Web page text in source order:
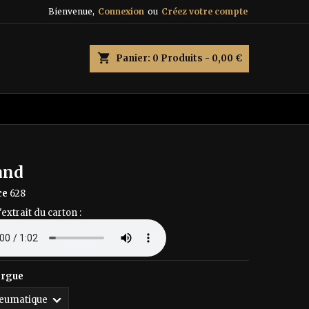
Bienvenue, Connexion ou Créez votre compte
shopping_cart Panier: 0 Produits - 0,00 €
628
du carton :